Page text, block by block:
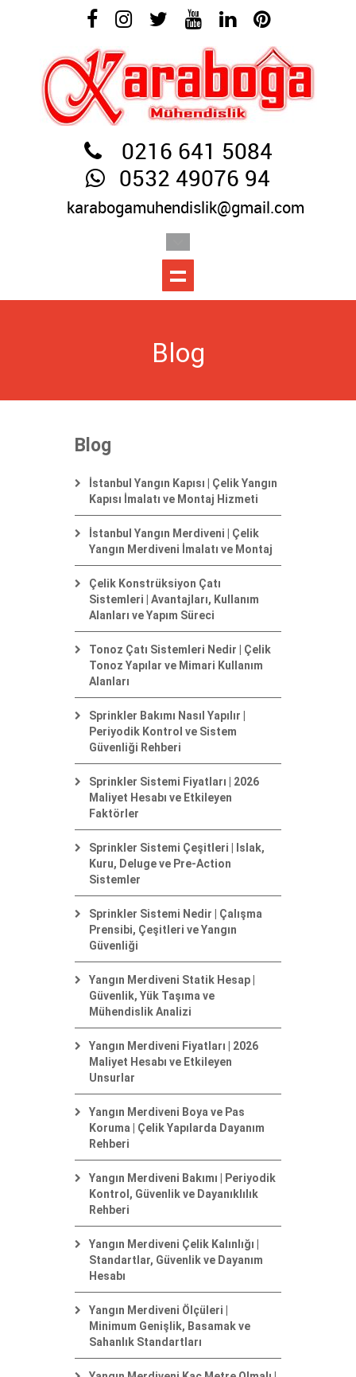
0216 641 5084
0532 49076 94
karabogamuhendislik@gmail.com
Blog
Blog
İstanbul Yangın Kapısı | Çelik Yangın
Kapısı İmalatı ve Montaj Hizmeti
İstanbul Yangın Merdiveni | Çelik
Yangın Merdiveni İmalatı ve Montaj
Çelik Konstrüksiyon Çatı
Sistemleri | Avantajları, Kullanım
Alanları ve Yapım Süreci
Tonoz Çatı Sistemleri Nedir | Çelik
Tonoz Yapılar ve Mimari Kullanım
Alanları
Sprinkler Bakımı Nasıl Yapılır |
Periyodik Kontrol ve Sistem
Güvenliği Rehberi
Sprinkler Sistemi Fiyatları | 2026
Maliyet Hesabı ve Etkileyen
Faktörler
Sprinkler Sistemi Çeşitleri | Islak,
Kuru, Deluge ve Pre-Action
Sistemler
Sprinkler Sistemi Nedir | Çalışma
Prensibi, Çeşitleri ve Yangın
Güvenliği
Yangın Merdiveni Statik Hesap |
Güvenlik, Yük Taşıma ve
Mühendislik Analizi
Yangın Merdiveni Fiyatları | 2026
Maliyet Hesabı ve Etkileyen
Unsurlar
Yangın Merdiveni Boya ve Pas
Koruma | Çelik Yapılarda Dayanım
Rehberi
Yangın Merdiveni Bakımı | Periyodik
Kontrol, Güvenlik ve Dayanıklılık
Rehberi
Yangın Merdiveni Çelik Kalınlığı |
Standartlar, Güvenlik ve Dayanım
Hesabı
Yangın Merdiveni Ölçüleri |
Minimum Genişlik, Basamak ve
Sahanlık Standartları